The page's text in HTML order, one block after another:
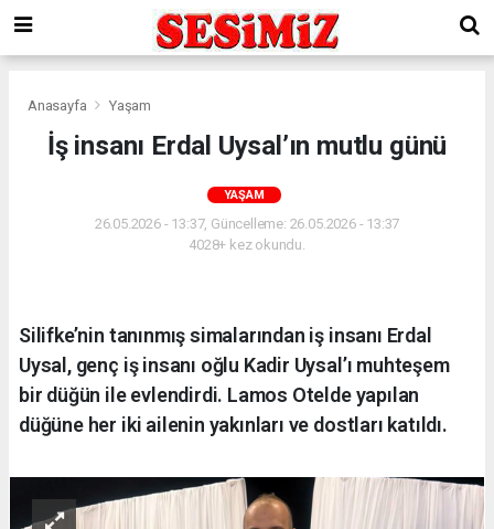
Anasayfa Yaşam
İş insanı Erdal Uysal’ın mutlu günü
YAŞAM
26.05.2026 - 13:37, Güncelleme: 26.05.2026 - 13:37
4028+ kez okundu.
Silifke’nin tanınmış simalarından iş insanı Erdal
Uysal, genç iş insanı oğlu Kadir Uysal’ı muhteşem
bir düğün ile evlendirdi. Lamos Otelde yapılan
düğüne her iki ailenin yakınları ve dostları katıldı.